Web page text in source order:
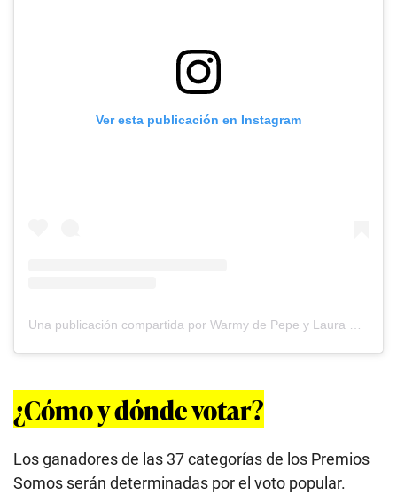
Ver esta publicación en Instagram
¿Cómo y dónde votar?
Los ganadores de las 37 categorías de los Premios
Somos serán determinadas por el voto popular.